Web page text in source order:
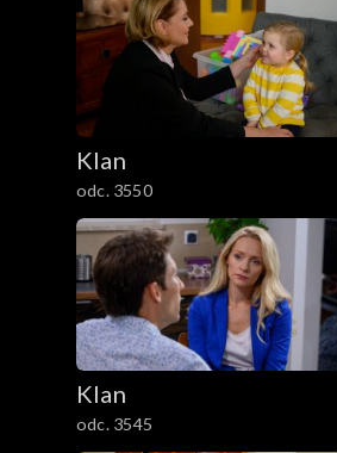
Klan
odc. 3550
Klan
odc. 3545